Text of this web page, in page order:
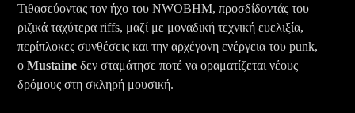
Τιθασεύοντας τον ήχο του NWOBHM, προσδίδοντάς του
ριζικά ταχύτερα riffs, μαζί με μοναδική τεχνική ευελιξία,
περίπλοκες συνθέσεις και την αρχέγονη ενέργεια του punk,
οMustaine δεν σταμάτησε ποτέ να οραματίζεται νέους
δρόμους στη σκληρή μουσική.